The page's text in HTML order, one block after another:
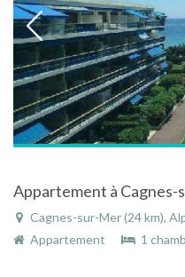
Cagnes-sur-Mer (24 km), Alpes-
Appartement
1